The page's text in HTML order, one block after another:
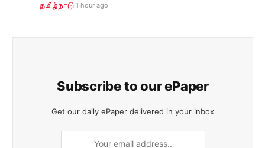
தமிழ்நாடு 1 hour ago
Subscribe to our ePaper
Get our daily ePaper delivered in your inbox